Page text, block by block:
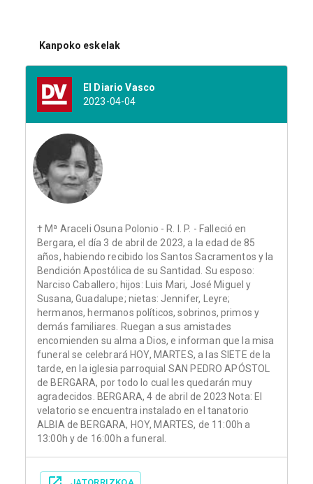
Kanpoko eskelak
El Diario Vasco
2023-04-04
† Mª Araceli Osuna Polonio - R. I. P. - Falleció en
Bergara, el día 3 de abril de 2023, a la edad de 85
años, habiendo recibido los Santos Sacramentos y la
Bendición Apostólica de su Santidad. Su esposo:
Narciso Caballero; hijos: Luis Mari, José Miguel y
Susana, Guadalupe; nietas: Jennifer, Leyre;
hermanos, hermanos políticos, sobrinos, primos y
demás familiares. Ruegan a sus amistades
encomienden su alma a Dios, e informan que la misa
funeral se celebrará HOY, MARTES, a las SIETE de la
tarde, en la iglesia parroquial SAN PEDRO APÓSTOL
de BERGARA, por todo lo cual les quedarán muy
agradecidos. BERGARA, 4 de abril de 2023 Nota: El
velatorio se encuentra instalado en el tanatorio
ALBIA de BERGARA, HOY, MARTES, de 11:00h a
13:00h y de 16:00h a funeral.